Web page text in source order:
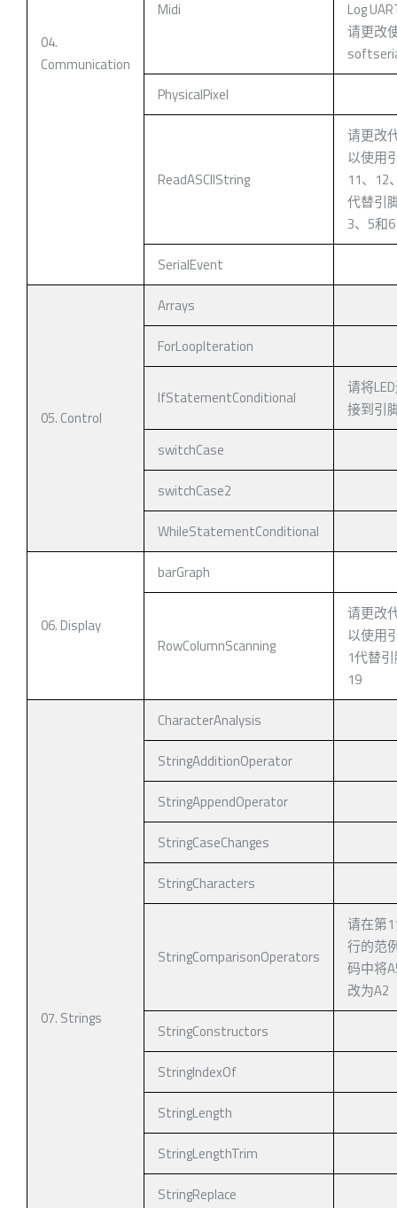
04.
Communication
Midi
Log
请更改
PhysicalPixel
ReadASCIIString
请更改
以使用
11、12
代替引
3、5和6
SerialEvent
05. Control
Arrays
ForLoopIteration
IfStatementConditional
请将
接到引
switchCase
switchCase2
WhileStatementConditional
06. Display
barGraph
RowColumnScanning
请更改
以使用
1代替
19
07. Strings
CharacterAnalysis
StringAdditionOperator
StringAppendOperator
StringCaseChanges
StringCharacters
StringComparisonOperators
请在第
行的范
码中将
改为A2
StringConstructors
StringIndexOf
StringLength
StringLengthTrim
StringReplace